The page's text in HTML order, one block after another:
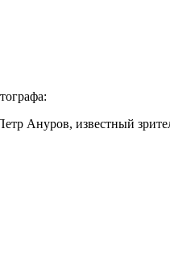
Ануров, известный